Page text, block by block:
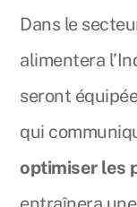
Dans le
alimentera
seront
qui
optimiser les